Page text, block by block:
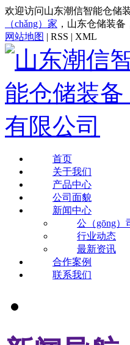
欢迎访问山东潮信智能仓储
（chǎng）家 ， 山东仓储装备
网站地图 | RSS | XML
首页
关于我们
产品中心
公司面貌
新闻中心
公（gōng）
行业动态
最新资讯
合作案例
联系我们